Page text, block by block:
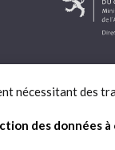
nécessitant des
des données à